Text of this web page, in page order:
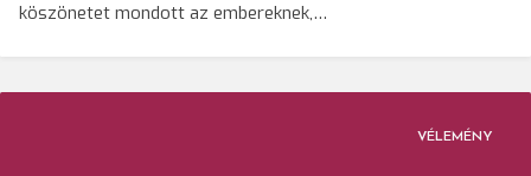
köszönetet mondott az embereknek,…
VÉLEMÉNY